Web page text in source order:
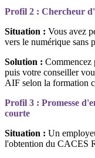
Profil 2 : Chercheur
Situation : Vous avez
vers le numérique sans
Solution : Commencez
puis votre conseiller
AIF selon la formation
Profil 3 : Promesse
courte
Situation : Un
l'obtention du CACES